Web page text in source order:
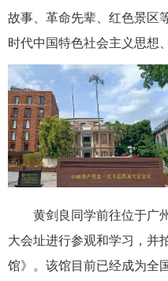
故事、革命先辈、红色景区
时代中国特色社会主义思想
黄剑良同学前往位于广
大会址进行参观和学习，并
馆》。该馆目前已经成为全